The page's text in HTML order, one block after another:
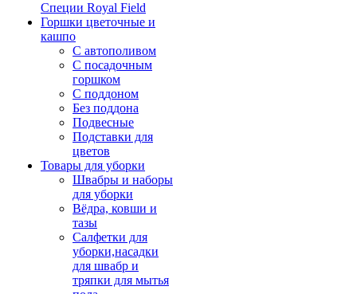
Специи Royal Field
Горшки цветочные и
кашпо
С автополивом
С посадочным
горшком
С поддоном
Без поддона
Подвесные
Подставки для
цветов
Товары для уборки
Швабры и наборы
для уборки
Вёдра, ковши и
тазы
Салфетки для
уборки,насадки
для швабр и
тряпки для мытья